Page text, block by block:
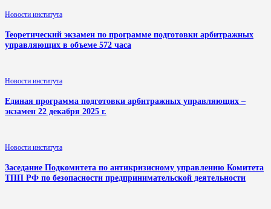
Новости института
Теоретический экзамен по программе подготовки арбитражных
управляющих в объеме 572 часа
Новости института
Единая программа подготовки арбитражных управляющих –
экзамен 22 декабря 2025 г.
Новости института
Заседание Подкомитета по антикризисному управлению Комитета
ТПП РФ по безопасности предпринимательской деятельности